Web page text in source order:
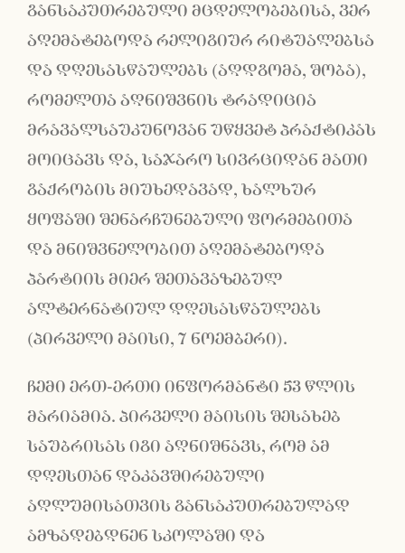
განსაკუთრებული მცდელობებისა, ვერ
აღემატებოდა რელიგიურ რიტუალებსა
და დღესასწაულებს (აღდგომა, შობა),
რომელთა აღნიშვნის ტრადიცია
მრავალსაუკუნოვან უწყვეტ პრაქტიკას
მოიცავს და, საჯარო სივრციდან მათი
გაქრობის მიუხედავად, ხალხურ
ყოფაში შენარჩუნებული ფორმებითა
და მნიშვნელობით აღემატებოდა
პარტიის მიერ შეთავაზებულ
ალტერნატიულ დღესასწაულებს
(პირველი მაისი, 7 ნოემბერი).
ჩემი ერთ-ერთი ინფორმანტი 53 წლის
მარიამია. პირველი მაისის შესახებ
საუბრისას იგი აღნიშნავს, რომ ამ
დღესთან დაკავშირებული
აღლუმისათვის განსაკუთრებულად
ამზადებდნენ სკოლაში და